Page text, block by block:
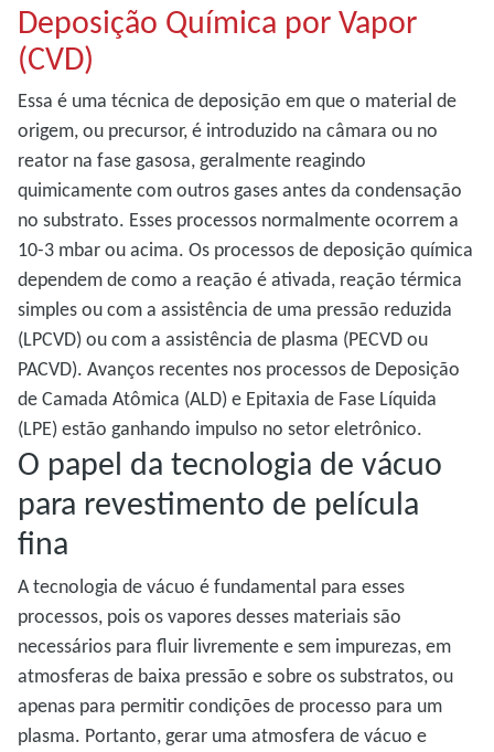
Deposição Química por Vapor
(CVD)
Essa é uma técnica de deposição em que o material de
origem, ou precursor, é introduzido na câmara ou no
reator na fase gasosa, geralmente reagindo
quimicamente com outros gases antes da condensação
no substrato. Esses processos normalmente ocorrem a
10-3 mbar ou acima. Os processos de deposição química
dependem de como a reação é ativada, reação térmica
simples ou com a assistência de uma pressão reduzida
(LPCVD) ou com a assistência de plasma (PECVD ou
PACVD). Avanços recentes nos processos de Deposição
de Camada Atômica (ALD) e Epitaxia de Fase Líquida
(LPE) estão ganhando impulso no setor eletrônico.
O papel da tecnologia de vácuo
para revestimento de película
fina
A tecnologia de vácuo é fundamental para esses
processos, pois os vapores desses materiais são
necessários para fluir livremente e sem impurezas, em
atmosferas de baixa pressão e sobre os substratos, ou
apenas para permitir condições de processo para um
plasma. Portanto, gerar uma atmosfera de vácuo e